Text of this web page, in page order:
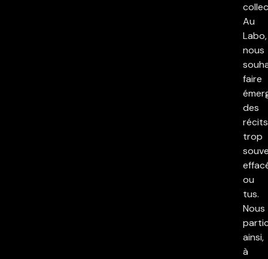
Au
Labo,
nous
faire
des
récits
trop
ou
tus.
Nous
ainsi,
à